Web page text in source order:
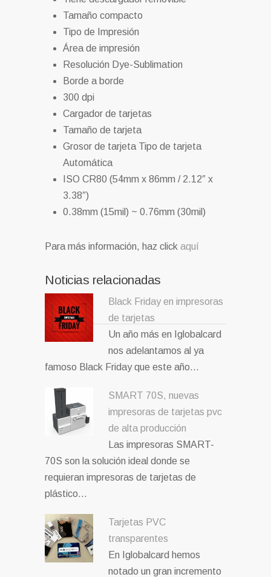
Tamaño compacto
Tipo de Impresión
Área de impresión
Resolución Dye-Sublimation
Borde a borde
300 dpi
Cargador de tarjetas
Tamaño de tarjeta
Grosor de tarjeta Tipo de tarjeta
Automática
ISO CR80 (54mm x 86mm / 2.12″ x
3.38″)
0.38mm (15mil) ~ 0.76mm (30mil)
Para más información, haz click aquí
Noticias relacionadas
Black Friday en impresoras
de tarjetas
Un año más en Iglobalcard
nos adelantamos al ya
famoso Black Friday que este año…
SMART 70S, nuevas
impresoras de tarjetas pvc
de alta producción
Las impresoras SMART-
70S son la solución ideal donde se
requieran impresoras de tarjetas de
plástico…
Tarjetas PVC
transparentes
En Iglobalcard hemos
notado un gran incremento